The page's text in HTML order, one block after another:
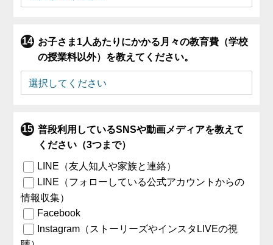
お子さま1人あたりにかかる月々の教育費（学校
の授業料以外）を教えてください。
普段利用しているSNSや動画メディアを教えて
ください（3つまで）
LINE（友人知人や家族と連絡）
LINE（フォローしている公式アカウントからの
情報収集）
Facebook
Instagram（ストーリーズやインスタLIVEの視